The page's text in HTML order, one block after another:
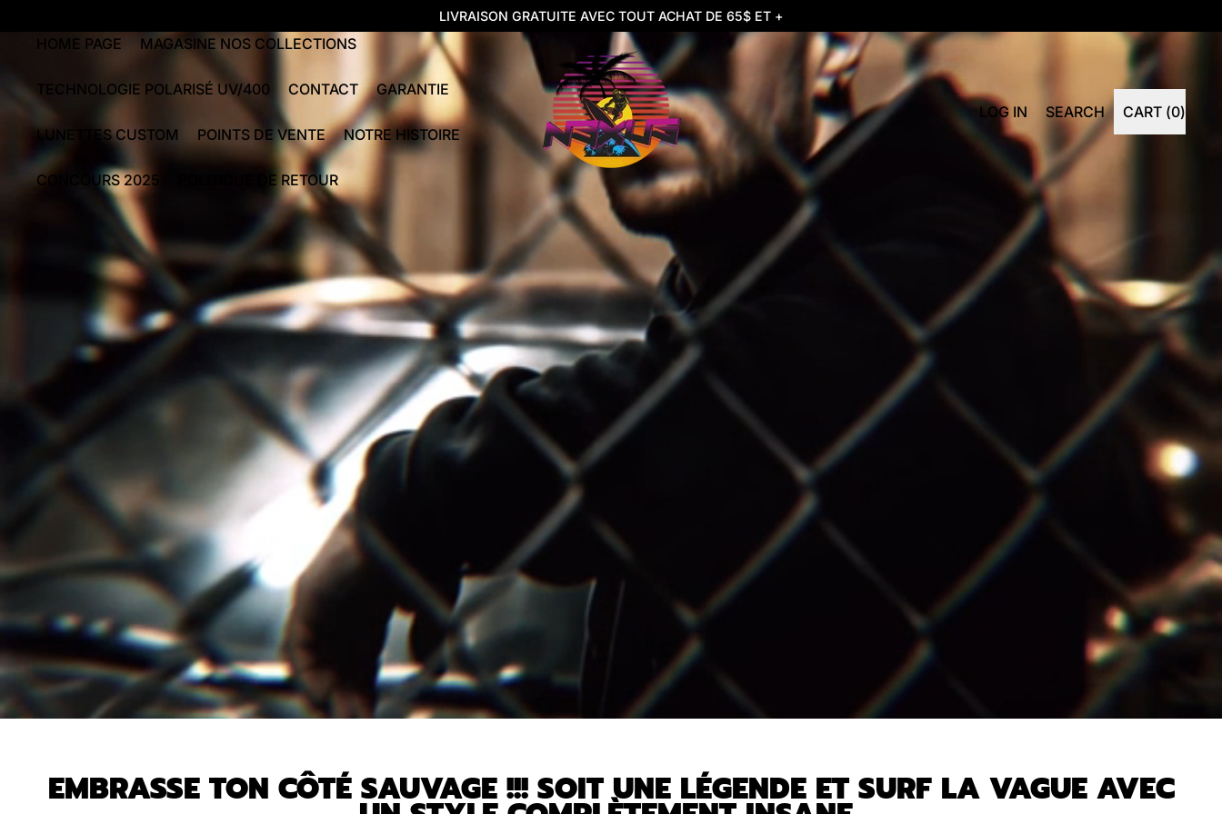
HOME PAGE MAGASINE NOS COLLECTIONS
TECHNOLOGIE POLARISÉ UV/400 CONTACT GARANTIE
LUNETTES CUSTOM POINTS DE VENTE NOTRE HISTOIRE
CONCOURS 2025 POLITIQUE DE RETOUR
LOG IN
SEARCH
OUR
SITE
SEARCH CART (0)
ITEMS
LIVRAISON GRATUITE AVEC TOUT ACHAT DE 65$ ET +
EMBRASSE TON CÔTÉ SAUVAGE !!! SOIT UNE LÉGENDE ET SURF LA VAGUE AVEC